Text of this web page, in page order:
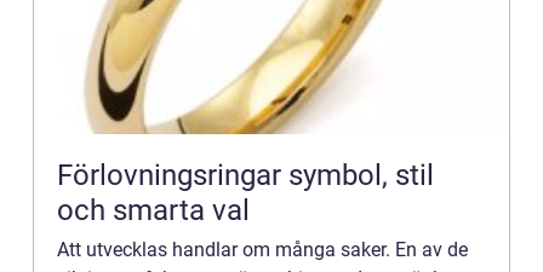
Förlovningsringar symbol, stil
och smarta val
Att utvecklas handlar om många saker. En av de